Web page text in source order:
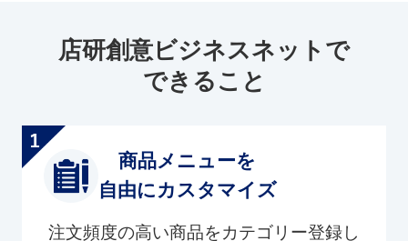
店研創意ビジネスネットで
できること
商品メニューを
自由にカスタマイズ
注文頻度の高い商品をカテゴリー登録し